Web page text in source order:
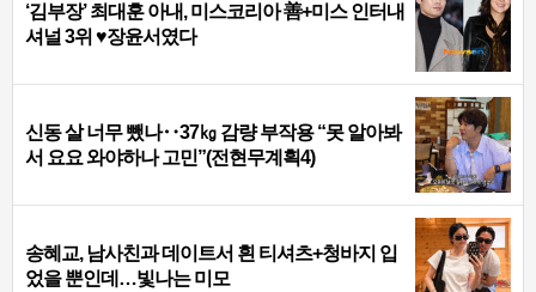
‘김부장’ 최대훈 아내, 미스코리아 善+미스 인터내
셔널 3위 ♥장윤서였다
신동 살 너무 뺐나‥37㎏ 감량 부작용 “못 알아봐
서 요요 와야하나 고민”(전현무계획4)
송혜교, 남사친과 데이트서 흰 티셔츠+청바지 입
었을 뿐인데…빛나는 미모